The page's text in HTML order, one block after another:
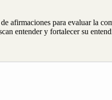
afirmaciones para evaluar la
entender y fortalecer su